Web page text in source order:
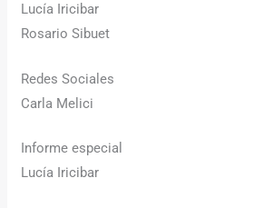
Lucía Iricibar
Rosario Sibuet
Redes Sociales
Carla Melici
Informe especial
Lucía Iricibar